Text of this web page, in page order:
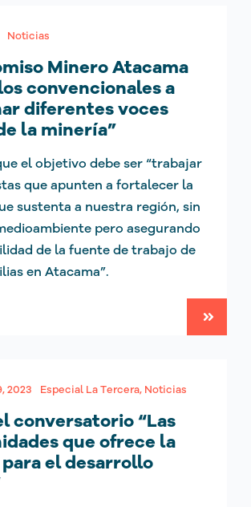
Noticias
Minero Atacama
convencionales a
diferentes voces
la minería”
el objetivo debe ser “trabajar
que apunten a fortalecer la
sustenta a nuestra región, sin
pero asegurando
de la fuente de trabajo de
en Atacama”.
2023 Especial La Tercera, Noticias
conversatorio “Las
que ofrece la
el desarrollo